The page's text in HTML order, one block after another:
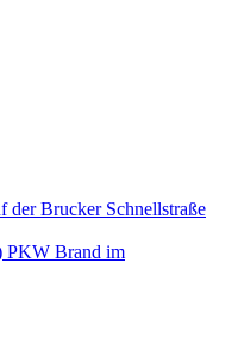
der Brucker Schnellstraße
PKW Brand im